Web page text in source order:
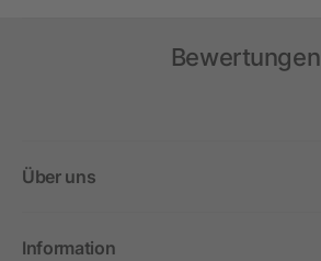
Bewertungen
Über uns
Information